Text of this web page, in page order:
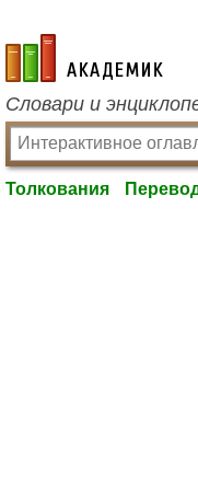
academic.ru
Словари и
Толкования